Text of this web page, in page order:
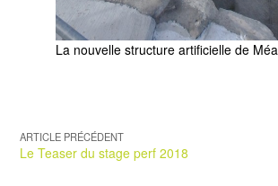
La nouvelle structure artificielle de
ARTICLE PRÉCÉDENT
Le Teaser du stage perf 2018